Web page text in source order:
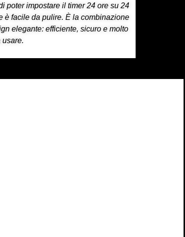
poter impostare il timer 24 ore su 24
è facile da pulire. È la combinazione
elegante: efficiente, sicuro e molto
usare.